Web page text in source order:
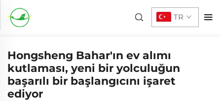
TR
Hongsheng Bahar'ın ev alımı
kutlaması, yeni bir yolculuğun
başarılı bir başlangıcını işaret
ediyor